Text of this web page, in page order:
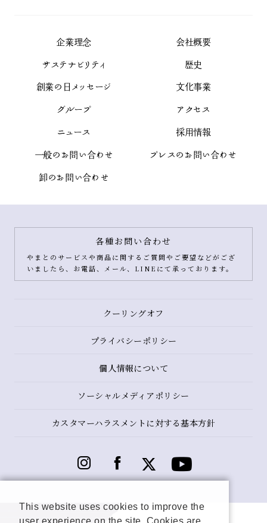
企業理念
会社概要
サステナビリティ
歴史
創業の日メッセージ
文化事業
グループ
アクセス
ニュース
採用情報
一般のお問い合わせ
プレスのお問い合わせ
卸のお問い合わせ
各種お問い合わせ
やまとのサービスや商品に関するご質問やご要望などがござ
いましたら、お電話、メール、LINEにて承っております。
クーリングオフ
プライバシーポリシー
個人情報について
ソーシャルメディアポリシー
カスタマーハラスメントに対する基本方針
This website uses cookies to improve the